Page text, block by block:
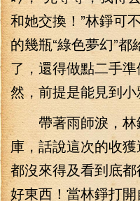
和她交換！”林錚可
的幾瓶“綠色夢幻”都
了，還得做點二手
然，前提是能見到小
帶著雨師淚，林
庫，話說這次的收獲
都沒來得及看到底
好東西！當林錚打